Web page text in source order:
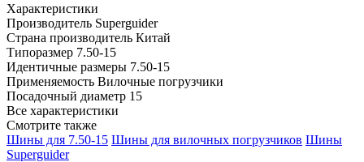
Характеристики
Производитель Superguider
Страна производитель Китай
Типоразмер 7.50-15
Идентичные размеры 7.50-15
Применяемость Вилочные погрузчики
Посадочный диаметр 15
Все характеристики
Смотрите также
Шины для 7.50-15 Шины для вилочных погрузчиков Шины
Superguider